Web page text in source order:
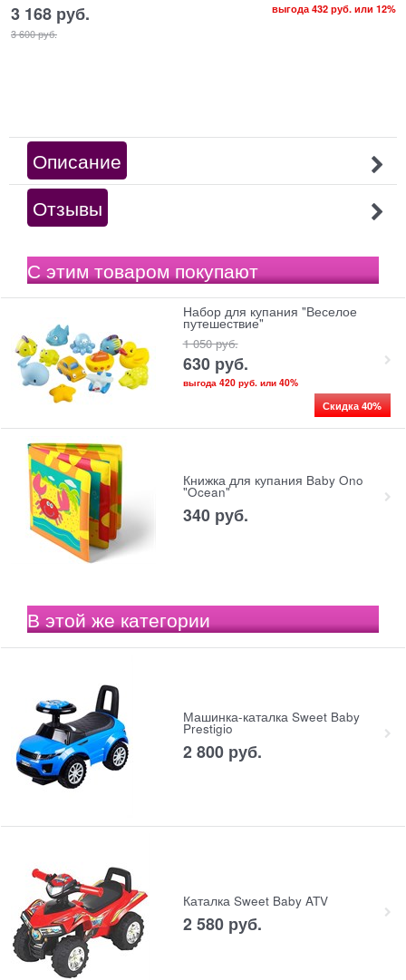
3 600 руб.
3 168 руб. выгода 432 руб.или 12%
Описание
Отзывы
С этим товаром покупают
Набор для купания "Веселое
путешествие"
1 050 руб.
630 руб.
выгода 420 руб.или 40%
Скидка 40%
Книжка для купания Baby Ono
"Ocean"
340 руб.
В этой же категории
Машинка-каталка Sweet Baby
Prestigio
2 800 руб.
Каталка Sweet Baby ATV
2 580 руб.